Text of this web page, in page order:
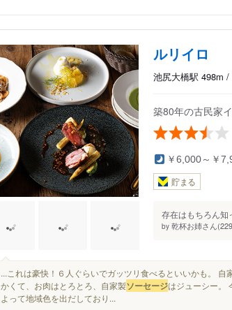
ルリイロ
池尻大橋駅 498m
築80年の古民家
￥6,000～￥
貯まる
存在はもちろん知
by 乾杯お姉さん
...これは豪快！６人ぐらいでガッツリ食べるといいかも。 自
かくて、お肉はとろとろ、自家製ソーセージはジューシー。
よって地域色を出だしており...